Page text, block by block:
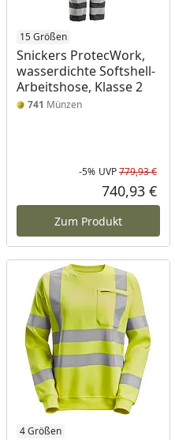
15 Größen
Snickers ProtecWork,
wasserdichte Softshell-
Arbeitshose, Klasse 2
741 Münzen
-5% UVP779,93 €
740,93 €
Zum Produkt
4 Größen